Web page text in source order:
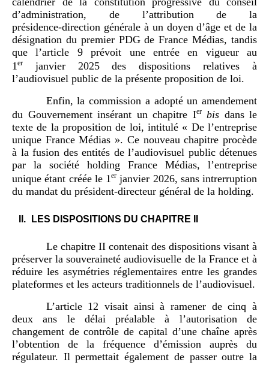
d’administration, de l’attribution de la
présidence‑direction générale à un doyen d’âge et de la
désignation du premier PDG de France Médias, tandis
que l’article 9 prévoit une entrée en vigueur au
1er
janvier 2025 des dispositions relatives à
l’audiovisuel public de la présente proposition de loi.
Enfin, la commission a adopté un amendement
du Gouvernement insérant un chapitre Ier bis dans le
texte de la proposition de loi, intitulé « De l’entreprise
unique France Médias ». Ce nouveau chapitre procède
à la fusion des entités de l’audiovisuel public détenues
par la société holding France Médias, l’entreprise
unique étant créée le 1er janvier 2026, sans intrerruption
du mandat du président-directeur général de la holding.
II. LES DISPOSITIONS DU CHAPITRE II
Le chapitre II contenait des dispositions visant à
préserver la souveraineté audiovisuelle de la France et à
réduire les asymétries réglementaires entre les grandes
plateformes et les acteurs traditionnels de l’audiovisuel.
L’article 12 visait ainsi à ramener de cinq à
deux ans le délai préalable à l’autorisation de
changement de contrôle de capital d’une chaîne après
l’obtention de la fréquence d’émission auprès du
régulateur. Il permettait également de passer outre la